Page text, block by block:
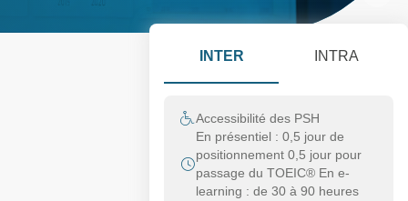
INTER INTRA
Accessibilité des PSH
En présentiel : 0,5 jour de
positionnement 0,5 jour pour
passage du TOEIC® En e-
learning : de 30 à 90 heures